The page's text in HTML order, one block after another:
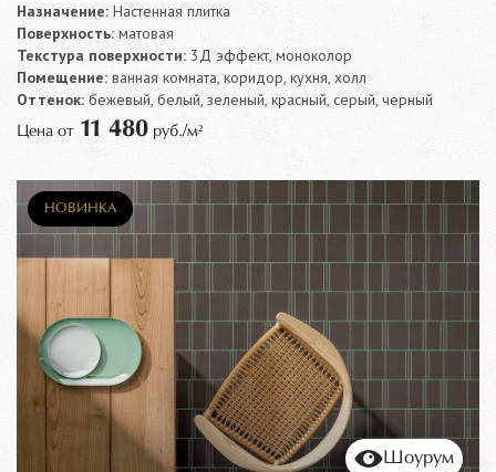
Назначение: Настенная плитка
Поверхность: матовая
Текстура поверхности: 3Д эффект, моноколор
Помещение: ванная комната, коридор, кухня, холл
Оттенок: бежевый, белый, зеленый, красный, серый, черный
Цена от 11 480 руб./м²
НОВИНКА
Шоурум